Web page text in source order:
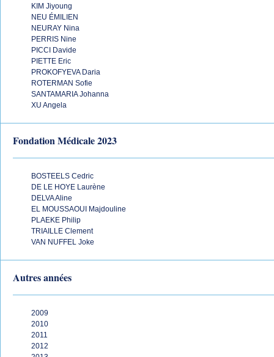
KIM Jiyoung
NEU ÉMILIEN
NEURAY Nina
PERRIS Nine
PICCI Davide
PIETTE Eric
PROKOFYEVA Daria
ROTERMAN Sofie
SANTAMARIA Johanna
XU Angela
Fondation Médicale 2023
BOSTEELS Cedric
DE LE HOYE Laurène
DELVA Aline
EL MOUSSAOUI Majdouline
PLAEKE Philip
TRIAILLE Clement
VAN NUFFEL Joke
Autres années
2009
2010
2011
2012